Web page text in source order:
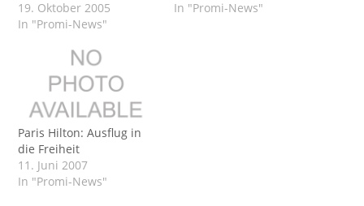
19. Oktober 2005
In "Promi-News"
In "Promi-News"
Paris Hilton: Ausflug in
die Freiheit
11. Juni 2007
In "Promi-News"